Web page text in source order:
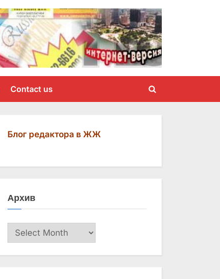
Contact us
Toggle
Блог редактора в ЖЖ
Архив
Архив